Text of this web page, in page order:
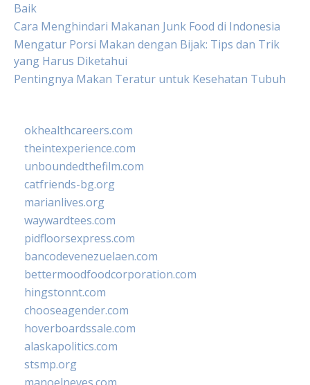
Baik
Cara Menghindari Makanan Junk Food di Indonesia
Mengatur Porsi Makan dengan Bijak: Tips dan Trik
yang Harus Diketahui
Pentingnya Makan Teratur untuk Kesehatan Tubuh
okhealthcareers.com
theintexperience.com
unboundedthefilm.com
catfriends-bg.org
marianlives.org
waywardtees.com
pidfloorsexpress.com
bancodevenezuelaen.com
bettermoodfoodcorporation.com
hingstonnt.com
chooseagender.com
hoverboardssale.com
alaskapolitics.com
stsmp.org